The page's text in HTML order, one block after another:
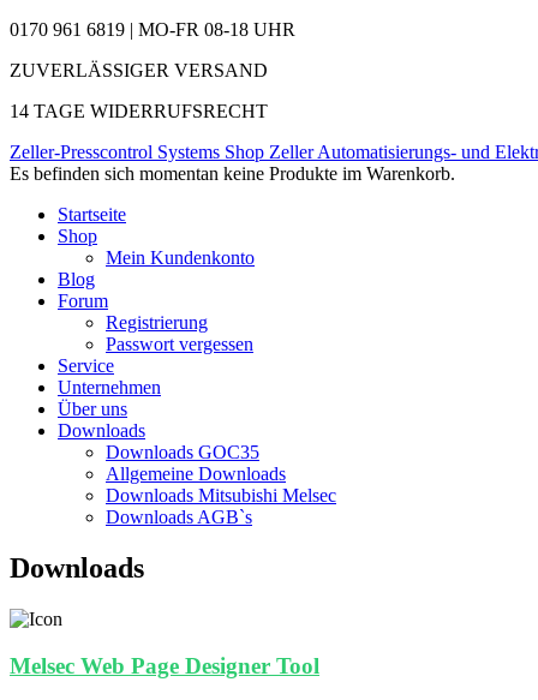
0170 961 6819 | MO-FR 08-18 UHR
ZUVERLÄSSIGER VERSAND
14 TAGE WIDERRUFSRECHT
Zeller-Presscontrol Systems Shop Zeller Automatisierungs- und
Es befinden sich momentan keine Produkte im Warenkorb.
Startseite
Shop
Mein Kundenkonto
Blog
Forum
Registrierung
Passwort vergessen
Service
Unternehmen
Über uns
Downloads
Downloads GOC35
Allgemeine Downloads
Downloads Mitsubishi Melsec
Downloads AGB`s
Downloads
Melsec Web Page Designer Tool